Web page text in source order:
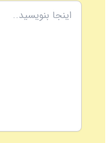
اینجا
بنویسید..